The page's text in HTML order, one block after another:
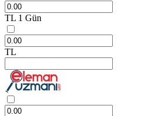
TL 1 Gün
TL